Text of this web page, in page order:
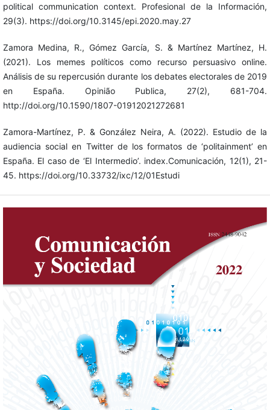
political communication context. Profesional de la Información,
29(3). https://doi.org/10.3145/epi.2020.may.27
Zamora Medina, R., Gómez García, S. & Martínez Martínez, H.
(2021). Los memes políticos como recurso persuasivo online.
Análisis de su repercusión durante los debates electorales de 2019
en España. Opinião Publica, 27(2), 681-704.
http://doi.org/10.1590/1807-01912021272681
Zamora-Martínez, P. & González Neira, A. (2022). Estudio de la
audiencia social en Twitter de los formatos de ‘politainment’ en
España. El caso de ‘El Intermedio’. index.Comunicación, 12(1), 21-
45. https://doi.org/10.33732/ixc/12/01Estudi